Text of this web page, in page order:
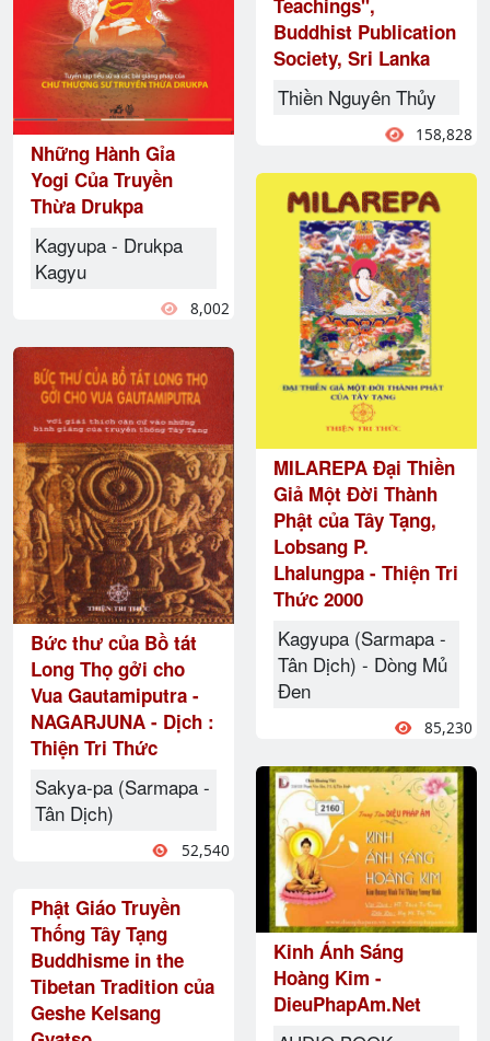
Những Hành Gỉa
Yogi Của Truyền
Thừa Drukpa
Kagyupa - Drukpa
Kagyu
8,002
Bức thư của Bồ tát
Long Thọ gởi cho
Vua Gautamiputra -
NAGARJUNA - Dịch :
Thiện Tri Thức
Sakya-pa (Sarmapa -
Tân Dịch)
52,540
Phật Giáo Truyền
Thống Tây Tạng
Buddhisme in the
Tibetan Tradition của
Geshe Kelsang
Teachings",
Buddhist Publication
Society, Sri Lanka
Thiền Nguyên Thủy
158,828
MILAREPA Đại Thiền
Giả Một Đời Thành
Phật của Tây Tạng,
Lobsang P.
Lhalungpa - Thiện Tri
Thức 2000
Kagyupa (Sarmapa -
Tân Dịch) - Dòng Mủ
Đen
85,230
Kinh Ánh Sáng
Hoàng Kim -
DieuPhapAm.Net